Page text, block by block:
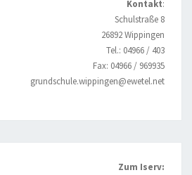
Kontakt:
Schulstraße 8
26892 Wippingen
Tel.: 04966 / 403
Fax: 04966 / 969935
grundschule.wippingen@ewetel.net
Zum Iserv: